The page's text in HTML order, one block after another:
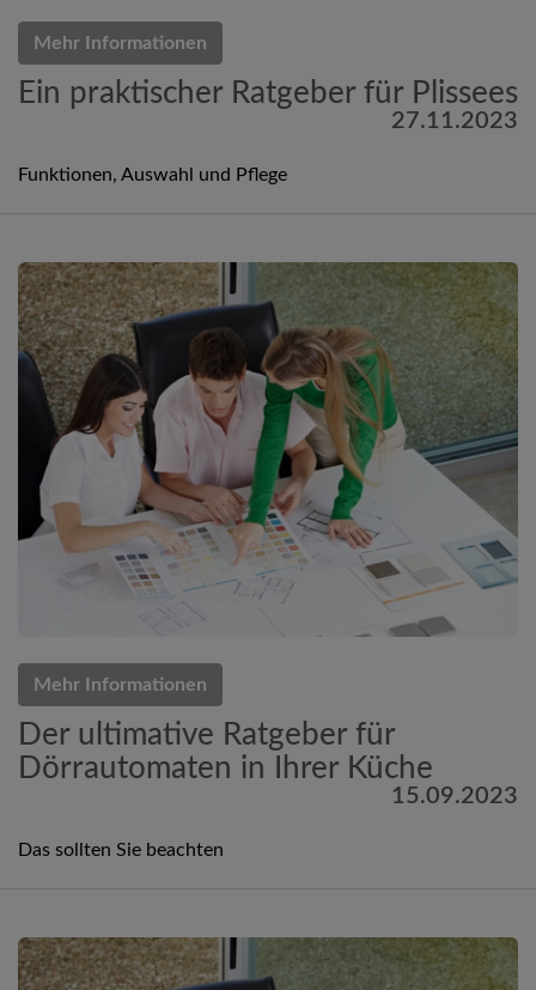
Mehr Informationen
Ein praktischer Ratgeber für Plissees
27.11.2023
Funktionen, Auswahl und Pflege
Mehr Informationen
Der ultimative Ratgeber für
Dörrautomaten in Ihrer Küche
15.09.2023
Das sollten Sie beachten